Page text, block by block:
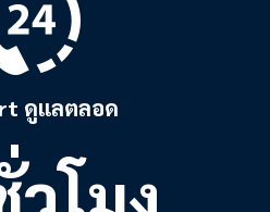
ดูแลตลอด
โมง